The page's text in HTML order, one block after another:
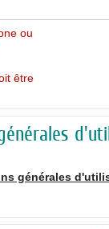
ou
être
générales